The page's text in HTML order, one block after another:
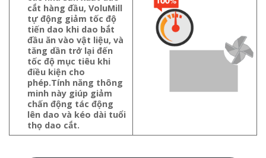
cắt hàng đầu, VoluMill
tự động giảm tốc độ
tiến dao khi dao bắt
đầu ăn vào vật liệu, và
tăng dần trở lại đến
tốc độ mục tiêu khi
điều kiện cho
phép.Tính năng thông
minh này giúp giảm
chấn động tác động
lên dao và kéo dài tuổi
thọ dao cắt.